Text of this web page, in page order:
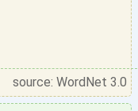
source: WordNet 3.0